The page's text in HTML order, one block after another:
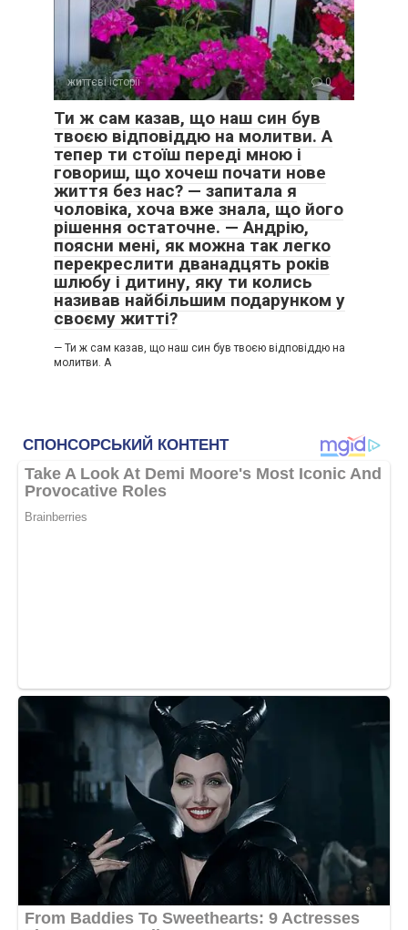
життєві історії 0
Ти ж сам казав, що наш син був
твоєю відповіддю на молитви. А
тепер ти стоїш переді мною і
говориш, що хочеш почати нове
життя без нас? — запитала я
чоловіка, хоча вже знала, що його
рішення остаточне. — Андрію,
поясни мені, як можна так легко
перекреслити дванадцять років
шлюбу і дитину, яку ти колись
називав найбільшим подарунком у
своєму житті?
— Ти ж сам казав, що наш син був твоєю відповіддю на
молитви. А